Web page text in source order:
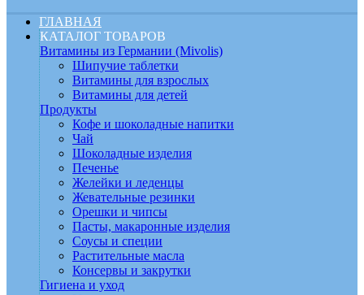
ГЛАВНАЯ
КАТАЛОГ ТОВАРОВ
Витамины из Германии (Mivolis)
Шипучие таблетки
Витамины для взрослых
Витамины для детей
Продукты
Кофе и шоколадные напитки
Чай
Шоколадные изделия
Печенье
Желейки и леденцы
Жевательные резинки
Орешки и чипсы
Пасты, макаронные изделия
Соусы и специи
Растительные масла
Консервы и закрутки
Гигиена и уход